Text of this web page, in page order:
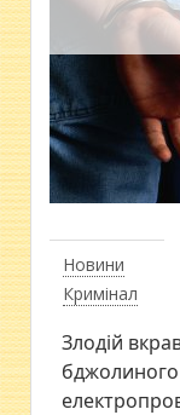
Новини
Кримінал
Злодій
бджолиного